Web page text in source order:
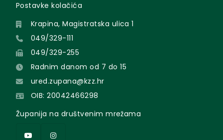
Postavke kolačića
Krapina, Magistratska ulica 1
049/329-111
049/329-255
Radnim danom od 7 do 15
ured.zupana@kzz.hr
OIB: 20042466298
Županija na društvenim mrežama